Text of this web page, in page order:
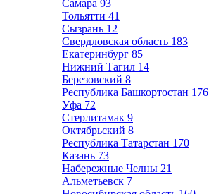
Самара 93
Тольятти 41
Сызрань 12
Свердловская область 183
Екатеринбург 85
Нижний Тагил 14
Березовский 8
Республика Башкортостан 176
Уфа 72
Стерлитамак 9
Октябрьский 8
Республика Татарстан 170
Казань 73
Набережные Челны 21
Альметьевск 7